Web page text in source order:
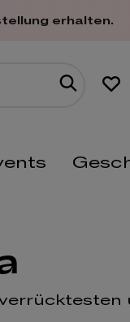
erhalten.